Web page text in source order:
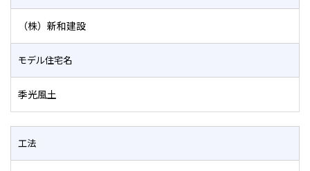
（株）新和建設
モデル住宅名
季光風土
工法